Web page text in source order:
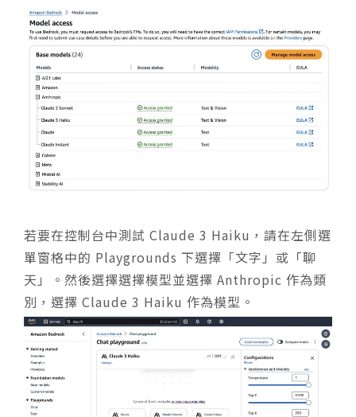
若要在控制台中測試 Claude 3 Haiku，請在左側選
單窗格中的 Playgrounds 下選擇「文字」或「聊
天」。然後選擇選擇模型並選擇 Anthropic 作為類
別，選擇 Claude 3 Haiku 作為模型。